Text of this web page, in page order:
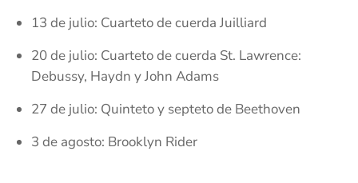
13 de julio: Cuarteto de cuerda Juilliard
20 de julio: Cuarteto de cuerda St. Lawrence:
Debussy, Haydn y John Adams
27 de julio: Quinteto y septeto de Beethoven
3 de agosto: Brooklyn Rider